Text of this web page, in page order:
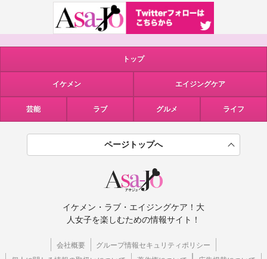
トップ
イケメン エイジングケア
芸能 ラブ グルメ ライフ
ページトップへ
イケメン・ラブ・エイジングケア！大
人女子を楽しむための情報サイト！
会社概要
グループ情報セキュリティポリシー